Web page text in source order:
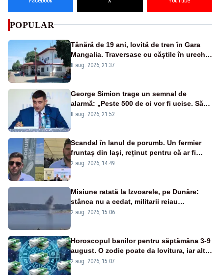
POPULAR
Tânără de 19 ani, lovită de tren în Gara
Mangalia. Traversase cu căștile în urechi
liniile printr-un loc nepermis
8 aug. 2026, 21:37
George Simion trage un semnal de
alarmă: „Peste 500 de oi vor fi ucise. Să
vedem dacă ciobanii vor fi despăgubiți”
8 aug. 2026, 21:52
Scandal în lanul de porumb. Un fermier
fruntaș din Iași, reținut pentru că ar fi
bătut un bărbat prins la furat
2 aug. 2026, 14:49
Misiune ratată la Izvoarele, pe Dunăre:
stânca nu a cedat, militarii reiau
detonările luni – VIDEO
2 aug. 2026, 15:06
Horoscopul banilor pentru săptămâna 3-9
august. O zodie poate da lovitura, iar alta
riscă să piardă bani dintr-o decizie pripită
2 aug. 2026, 15:07